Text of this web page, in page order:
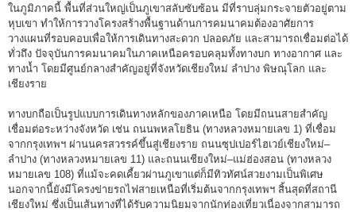
ในภูมิภาคนี้ พื้นที่ส่วนใหญ่เป็นภูเขาสลับซับซ้อน มีที่ราบลุ่มกระจายตัวอยู่ตาม
หุบเขา ทำให้การวางโครงสร้างพื้นฐานด้านการคมนาคมต้องอาศัยการ
วางแผนที่รอบคอบเพื่อให้การเดินทางสะดวก ปลอดภัย และสามารถเชื่อมต่อได้
ทั่วถึง ปัจจุบันการคมนาคมในภาคเหนือครอบคลุมทั้งทางบก ทางอากาศ และ
ทางน้ำ โดยมีศูนย์กลางสำคัญอยู่ที่จังหวัดเชียงใหม่ ลำปาง พิษณุโลก และ
เชียงราย
ทางบกถือเป็นรูปแบบการเดินทางหลักของภาคเหนือ โดยมีถนนสายสำคัญ
เชื่อมต่อระหว่างจังหวัด เช่น ถนนพหลโยธิน (ทางหลวงหมายเลข 1) ที่เชื่อม
จากกรุงเทพฯ ผ่านนครสวรรค์ขึ้นสู่เชียงราย ถนนซุปเปอร์ไฮเวย์เชียงใหม่–
ลำปาง (ทางหลวงหมายเลข 11) และถนนเชียงใหม่–แม่ฮ่องสอน (ทางหลวง
หมายเลข 108) ที่แม้จะคดเคี้ยวผ่านภูเขาแต่ก็มีทิวทัศน์สวยงามเป็นพิเศษ
นอกจากนี้ยังมีโครงข่ายรถไฟสายเหนือที่เริ่มต้นจากกรุงเทพฯ สิ้นสุดที่สถานี
เชียงใหม่ ซึ่งเป็นเส้นทางที่ได้รับความนิยมจากนักท่องเที่ยวเนื่องจากสามารถ